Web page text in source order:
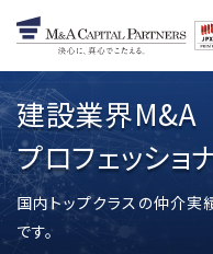
建設業界M&A
プロフェッショ
国内トップクラスの仲介実
です。